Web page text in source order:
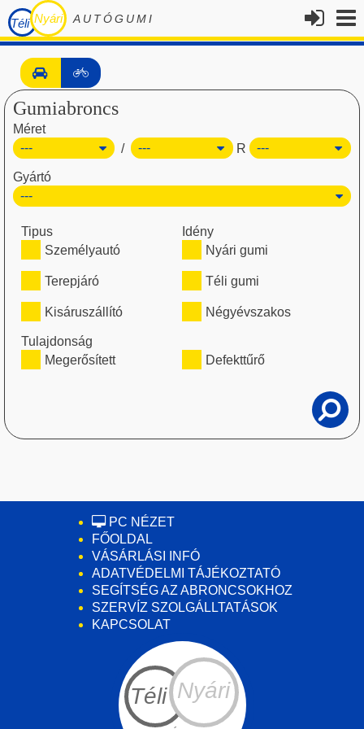
Téli Nyári AUTÓGUMI
Gumiabroncs
Méret
/
R
Gyártó
Tipus
Személyautó
Terepjáró
Kisáruszállító
Idény
Nyári gumi
Téli gumi
Négyévszakos
Tulajdonság
Megerősített
Defekttűrő
PC NÉZET
FŐOLDAL
VÁSÁRLÁSI INFÓ
ADATVÉDELMI TÁJÉKOZTATÓ
SEGÍTSÉG AZ ABRONCSOKHOZ
SZERVÍZ SZOLGÁLLTATÁSOK
KAPCSOLAT
Téli Nyári